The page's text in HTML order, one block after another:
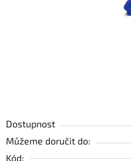
Dostupnost
Můžeme doručit do:
Kód: